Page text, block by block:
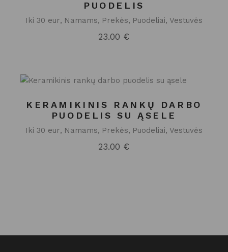
PUODELIS
Iki 30 eur Namams Prekės Puodeliai Vestuvės
23.00 €
KERAMIKINIS RANKŲ DARBO
PUODELIS SU ĄSELE
Iki 30 eur Namams Prekės Puodeliai Vestuvės
23.00 €